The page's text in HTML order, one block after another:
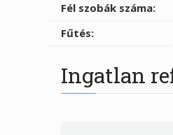
Fél szobák száma:
Fűtés:
Ingatlan